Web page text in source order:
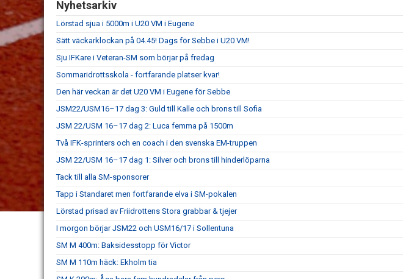
Nyhetsarkiv
Lörstad sjua i 5000m i U20 VM i Eugene
Sätt väckarklockan på 04.45! Dags för Sebbe i U20 VM!
Sju IFKare i Veteran-SM som börjar på fredag
Sommaridrottsskola - fortfarande platser kvar!
Den här veckan är det U20 VM i Eugene för Sebbe
JSM22/USM16–17 dag 3: Guld till Kalle och brons till Sofia
JSM 22/USM 16–17 dag 2: Luca femma på 1500m
Två IFK-sprinters och en coach i den svenska EM-truppen
JSM 22/USM 16–17 dag 1: Silver och brons till hinderlöparna
Tack till alla SM-sponsorer
Tapp i Standaret men fortfarande elva i SM-pokalen
Lörstad prisad av Friidrottens Stora grabbar & tjejer
I morgon börjar JSM22 och USM16/17 i Sollentuna
SM M 400m: Baksidesstopp för Victor
SM M 110m häck: Ekholm tia